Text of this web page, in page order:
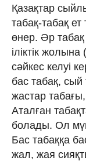
Қазақтар
табақ-табақ
өнер. Әр
іліктік
сәйкес келуі
бас табақ, сый
жастар
Аталған
болады. Ол
Бас табаққа
жал, жая